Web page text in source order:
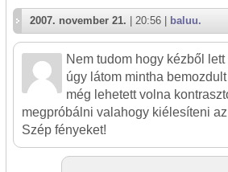
2007. november 21. | 20:56 | baluu.
Nem tudom hogy kézből
úgy látom mintha
még lehetett volna
megpróbálni valahogy kiélesíteni
Szép fényeket!